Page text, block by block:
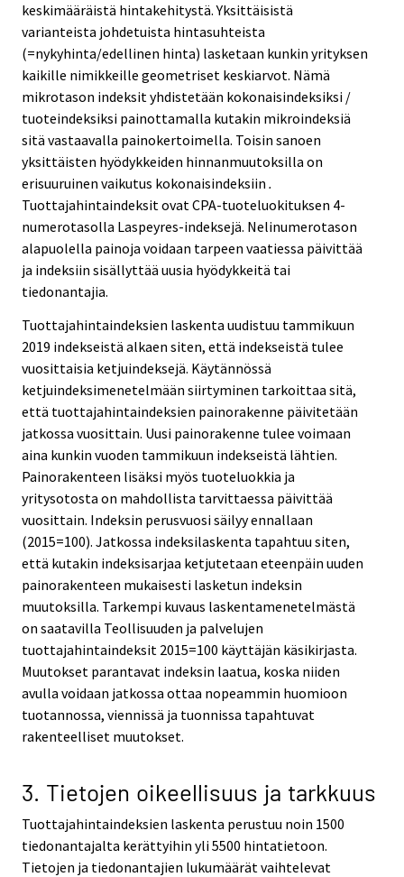
keskimääräistä hintakehitystä. Yksittäisistä
varianteista johdetuista hintasuhteista
(=nykyhinta/edellinen hinta) lasketaan kunkin yrityksen
kaikille nimikkeille geometriset keskiarvot. Nämä
mikrotason indeksit yhdistetään kokonaisindeksiksi /
tuoteindeksiksi painottamalla kutakin mikroindeksiä
sitä vastaavalla painokertoimella. Toisin sanoen
yksittäisten hyödykkeiden hinnanmuutoksilla on
erisuuruinen vaikutus kokonaisindeksiin .
Tuottajahintaindeksit ovat CPA-tuoteluokituksen 4-
numerotasolla Laspeyres-indeksejä. Nelinumerotason
alapuolella painoja voidaan tarpeen vaatiessa päivittää
ja indeksiin sisällyttää uusia hyödykkeitä tai
tiedonantajia.
Tuottajahintaindeksien laskenta uudistuu tammikuun
2019 indekseistä alkaen siten, että indekseistä tulee
vuosittaisia ketjuindeksejä. Käytännössä
ketjuindeksimenetelmään siirtyminen tarkoittaa sitä,
että tuottajahintaindeksien painorakenne päivitetään
jatkossa vuosittain. Uusi painorakenne tulee voimaan
aina kunkin vuoden tammikuun indekseistä lähtien.
Painorakenteen lisäksi myös tuoteluokkia ja
yritysotosta on mahdollista tarvittaessa päivittää
vuosittain. Indeksin perusvuosi säilyy ennallaan
(2015=100). Jatkossa indeksilaskenta tapahtuu siten,
että kutakin indeksisarjaa ketjutetaan eteenpäin uuden
painorakenteen mukaisesti lasketun indeksin
muutoksilla. Tarkempi kuvaus laskentamenetelmästä
on saatavilla Teollisuuden ja palvelujen
tuottajahintaindeksit 2015=100 käyttäjän käsikirjasta.
Muutokset parantavat indeksin laatua, koska niiden
avulla voidaan jatkossa ottaa nopeammin huomioon
tuotannossa, viennissä ja tuonnissa tapahtuvat
rakenteelliset muutokset.
3. Tietojen oikeellisuus ja tarkkuus
Tuottajahintaindeksien laskenta perustuu noin 1500
tiedonantajalta kerättyihin yli 5500 hintatietoon.
Tietojen ja tiedonantajien lukumäärät vaihtelevat